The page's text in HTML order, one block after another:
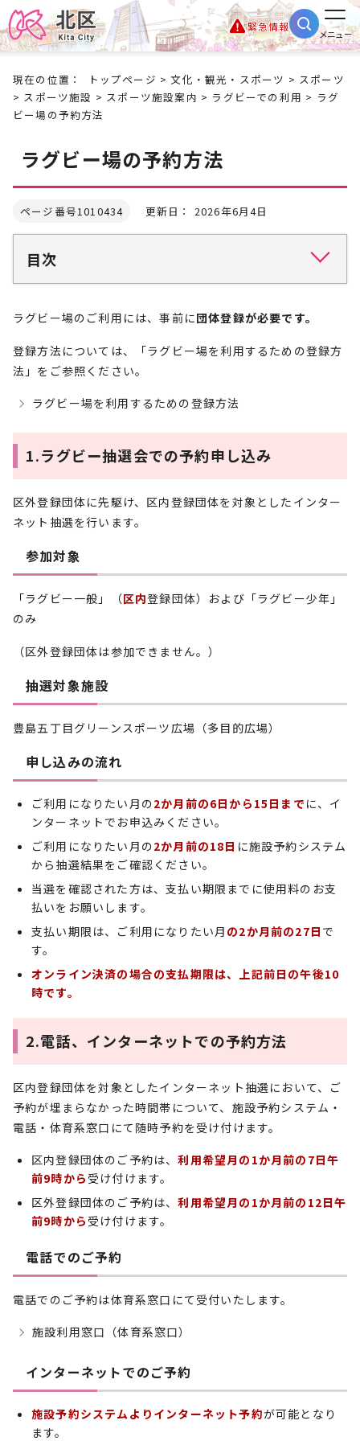
緊急情報
メニュー
現在の位置： トップページ >文化・観光・スポーツ > スポーツ
> スポーツ施設 > スポーツ施設案内 > ラグビーでの利用 > ラグ
ビー場の予約方法
ラグビー場の予約方法
ページ番号1010434 更新日： 2026年6月4日
目次
ラグビー場のご利用には、事前に団体登録が必要です。
登録方法については、「ラグビー場を利用するための登録方
法」をご参照ください。
ラグビー場を利用するための登録方法
1.ラグビー抽選会での予約申し込み
区外登録団体に先駆け、区内登録団体を対象としたインター
ネット抽選を行います。
参加対象
「ラグビー一般」（区内登録団体）および「ラグビー少年」
のみ
（区外登録団体は参加できません。）
抽選対象施設
豊島五丁目グリーンスポーツ広場（多目的広場）
申し込みの流れ
ご利用になりたい月の2か月前の6日から15日まで に、イ
ンターネットでお申込みください。
ご利用になりたい月の2か月前の18日 に施設予約システム
から抽選結果をご確認ください。
当選を確認された方は、支払い期限までに使用料のお支
払いをお願いします。
支払い期限は、ご利用になりたい月 の2か月前の27日 で
す。
オンライン決済の場合の支払期限は、上記前日の午後10
時です。
2.電話、インターネットでの予約方法
区内登録団体を対象としたインターネット抽選において、ご
予約が埋まらなかった時間帯について、施設予約システム・
電話・体育系窓口にて随時予約を受け付けます。
区内登録団体のご予約は、利用希望月の1か月前の7日午
前9時から 受け付けます。
区外登録団体のご予約は、利用希望月の1か月前の12日午
前9時から 受け付けます。
電話でのご予約
電話でのご予約は体育系窓口にて受付いたします。
施設利用窓口（体育系窓口）
インターネットでのご予約
施設予約システムよりインターネット予約が可能となり
ます。